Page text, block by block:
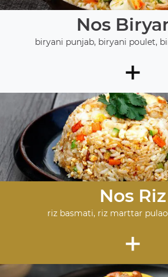
Nos
biryani punjab, biryani poulet,
+
Nos Riz
riz basmati, riz marttar
+